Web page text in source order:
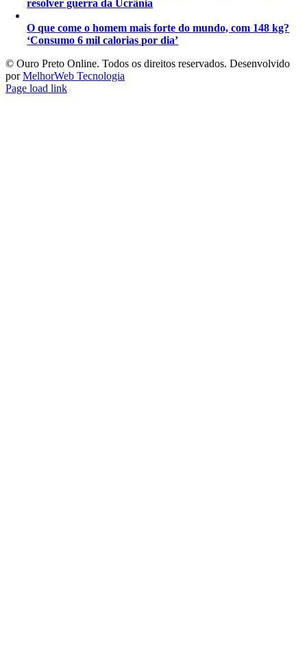
resolver guerra da Ucrânia
O que come o homem mais forte do mundo, com 148 kg?
‘Consumo 6 mil calorias por dia’
©️ Ouro Preto Online. Todos os direitos reservados. Desenvolvido
porMelhorWeb Tecnologia
Page load link